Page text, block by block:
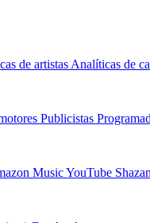
de artistas Analíticas de
Publicistas
MusicYouTube